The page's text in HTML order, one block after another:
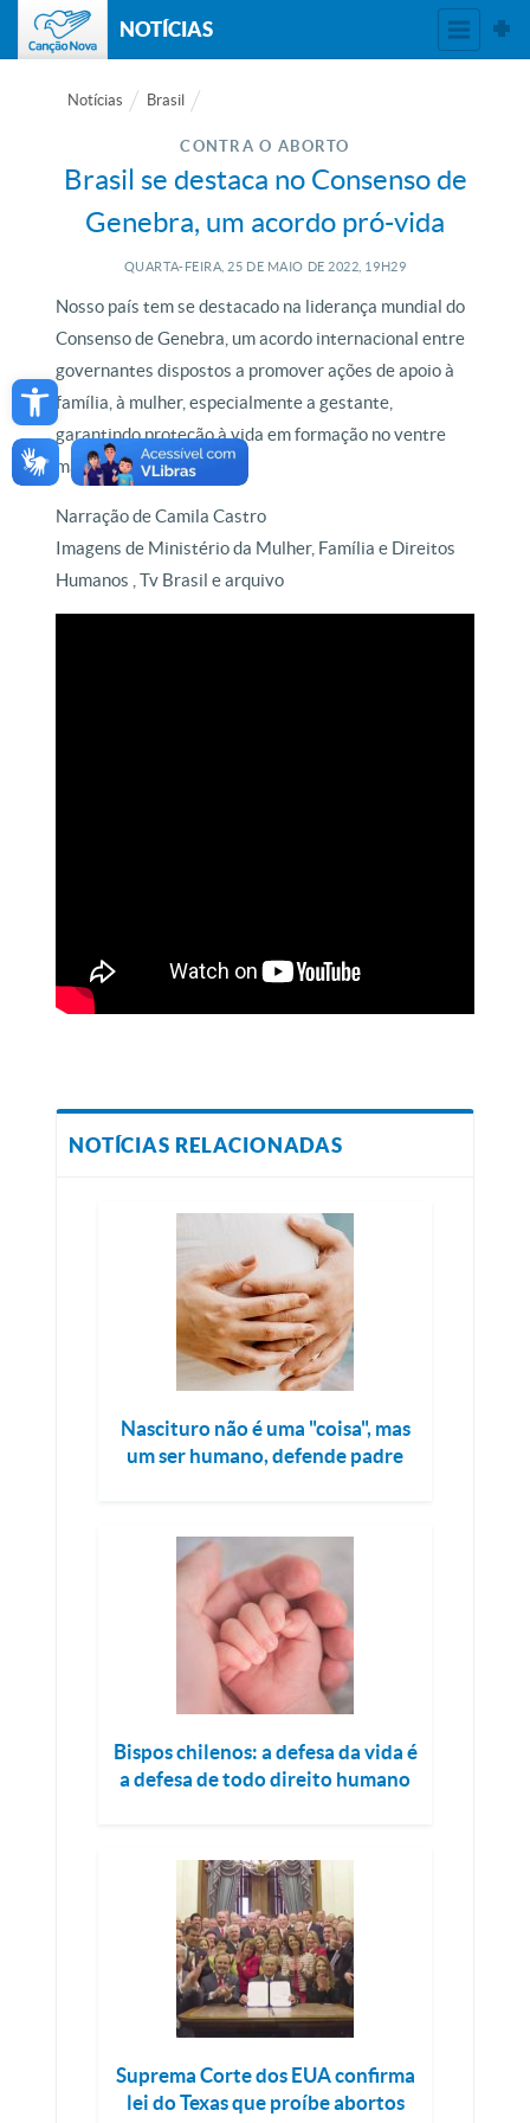
Open toolbar
NOTÍCIAS
Notícias Brasil
CONTRA O ABORTO
Brasil se destaca no Consenso de
Genebra, um acordo pró-vida
QUARTA-FEIRA, 25 DE MAIO DE 2022, 19H29
Nosso país tem se destacado na liderança mundial do
Consenso de Genebra, um acordo internacional entre
governantes dispostos a promover ações de apoio à
família, à mulher, especialmente a gestante,
garantindo proteção à vida em formação no ventre
materno.
Narração de Camila Castro
Imagens de Ministério da Mulher, Família e Direitos
Humanos , Tv Brasil e arquivo
NOTÍCIAS RELACIONADAS
Nascituro não é uma "coisa", mas
um ser humano, defende padre
Bispos chilenos: a defesa da vida é
a defesa de todo direito humano
Suprema Corte dos EUA confirma
lei do Texas que proíbe abortos